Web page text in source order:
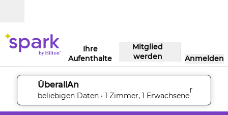
Ihre
Aufenthalte
Mitglied
werden
Anmelden
ÜberallAn
beliebigen Daten • 1 Zimmer, 1 Erwachsene
r
Suchdetails bearbeiten, Beliebige Daten, 1